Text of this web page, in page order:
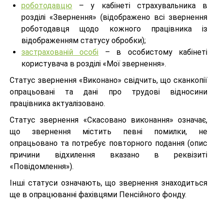
роботодавцю – у кабінеті страхувальника в
розділі «Звернення» (відображено всі звернення
роботодавця щодо кожного працівника із
відображенням статусу обробки);
застрахованій особі – в особистому кабінеті
користувача в розділі «Мої звернення».
Статус звернення «Виконано» свідчить, що сканкопії
опрацьовані та дані про трудові відносини
працівника актуалізовано.
Статус звернення «Скасовано виконання» означає,
що звернення містить певні помилки, не
опрацьовано та потребує повторного подання (опис
причини відхилення вказано в реквізиті
«Повідомлення»).
Інші статуси означають, що звернення знаходиться
ще в опрацюванні фахівцями Пенсійного фонду.